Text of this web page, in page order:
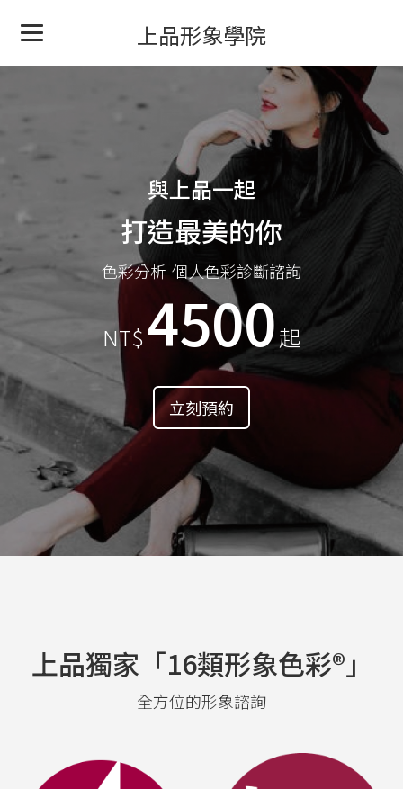
上品形象學院
與上品一起
打造最美的你
色彩分析-個人色彩診斷諮詢
NT$4500起
立刻預約
上品獨家「16類形象色彩®」
全方位的形象諮詢